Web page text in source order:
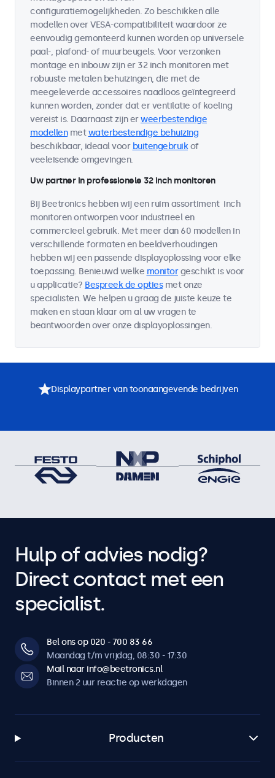
configuratiemogelijkheden. Zo beschikken alle
modellen over VESA-compatibiliteit waardoor ze
eenvoudig gemonteerd kunnen worden op universele
paal-, plafond- of muurbeugels. Voor verzonken
montage en inbouw zijn er 32 inch monitoren met
robuuste metalen behuizingen, die met de
meegeleverde accessoires naadloos geïntegreerd
kunnen worden, zonder dat er ventilatie of koeling
vereist is. Daarnaast zijn erweerbestendige
modellenmetwaterbestendige behuizing
beschikbaar, ideaal voor buitengebruikof
veeleisende omgevingen.
Uw partner in professionele 32 inch monitoren
Bij Beetronics hebben wij een ruim assortiment inch
monitoren ontworpen voor industrieel en
commercieel gebruik. Met meer dan 60 modellen in
verschillende formaten en beeldverhoudingen
hebben wij een passende displayoplossing voor elke
toepassing. Benieuwd welke monitorgeschikt is voor
u applicatie? Bespreek de optiesmet onze
specialisten. We helpen u graag de juiste keuze te
maken en staan klaar om al uw vragen te
beantwoorden over onze displayoplossingen.
Displaypartner van toonaangevende bedrijven
Hulp of advies nodig?
Direct contact met een
specialist.
Bel ons op 020 - 700 83 66
Maandag t/m vrijdag, 08:30 - 17:30
Mail naar info@beetronics.nl
Binnen 2 uur reactie op werkdagen
Producten